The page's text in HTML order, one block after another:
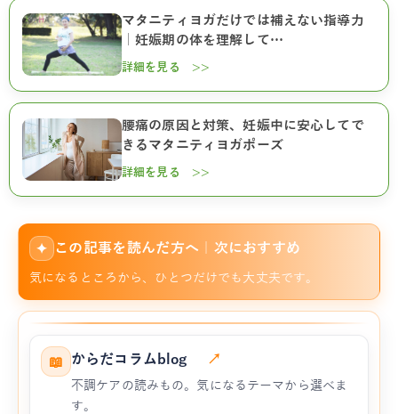
マタニティヨガだけでは補えない指導力
｜妊娠期の体を理解して…
詳細を見る >>
腰痛の原因と対策、妊娠中に安心してで
きるマタニティヨガポーズ
詳細を見る >>
✦ この記事を読んだ方へ｜次におすすめ
気になるところから、ひとつだけでも大丈夫です。
📖 からだコラムblog ↗
不調ケアの読みもの。気になるテーマから選べま
す。